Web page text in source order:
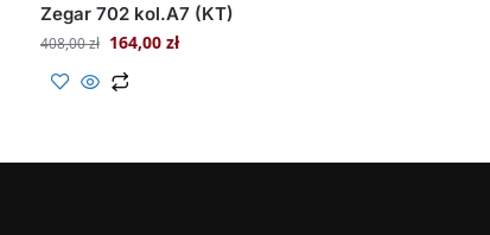
Zegar 702 kol.A7 (KT)
408,00zł 164,00zł